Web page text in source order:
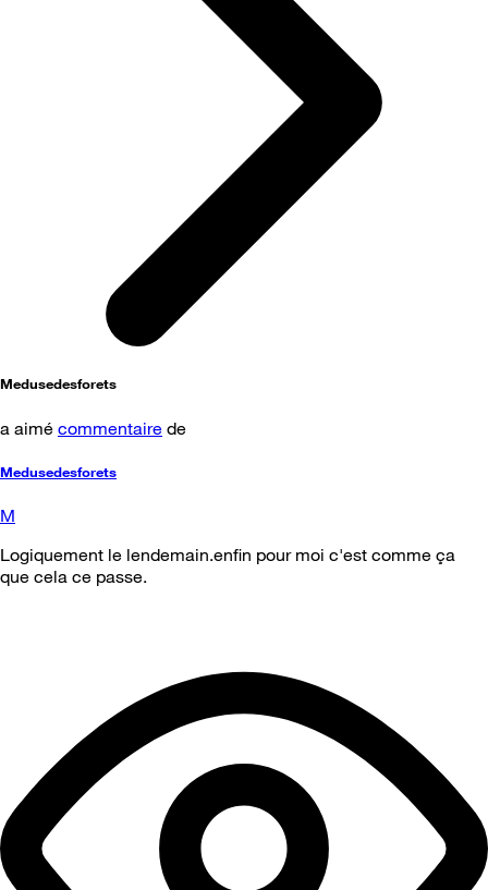
Medusedesforets
a aimé commentaire de
Medusedesforets
M
Logiquement le lendemain.enfin pour moi c'est comme ça
que cela ce passe.